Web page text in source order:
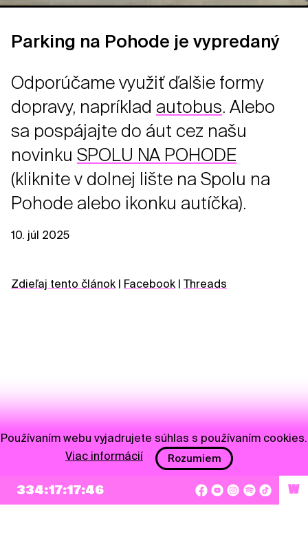
Parking na Pohode je vypredaný
Odporúčame využiť ďalšie formy
dopravy, napríklad autobus. Alebo
sa pospájajte do áut cez našu
novinku SPOLU NA POHODE
(kliknite v dolnej lište na Spolu na
Pohode alebo ikonku autíčka).
10. júl 2025
Zdieľaj tento článok Facebook Threads
NEWSLETTER
334:17:17:46 W
Používaním webu vyjadrujete súhlas s používaním cookies.
Viac informácií
Rozumiem